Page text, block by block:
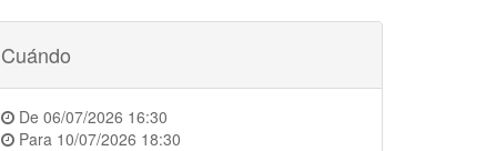
Cuándo
De 06/07/2026 16:30
Para 10/07/2026 18:30